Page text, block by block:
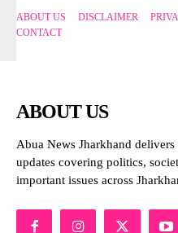
ABOUT US DISCLAIMER
CONTACT
ABOUT US
Abua News Jharkhand
updates covering politics,
important issues across